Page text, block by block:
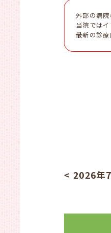
外部の病
当院では
最新の診
< 2026年